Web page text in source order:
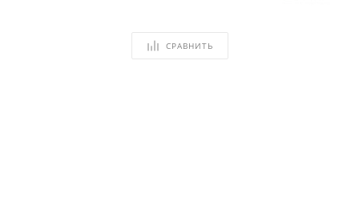
СРАВНИТЬ